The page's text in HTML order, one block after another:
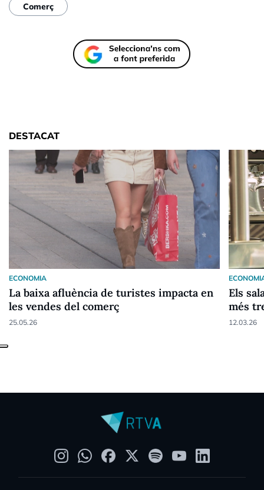
Comerç
DESTACAT
ECONOMIA
La baixa afluència de turistes impacta en
les vendes del comerç
25.05.26
Els
més
12.03.26